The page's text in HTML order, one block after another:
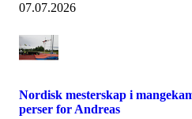
07.07.2026
Nordisk mesterskap i
perser for Andreas